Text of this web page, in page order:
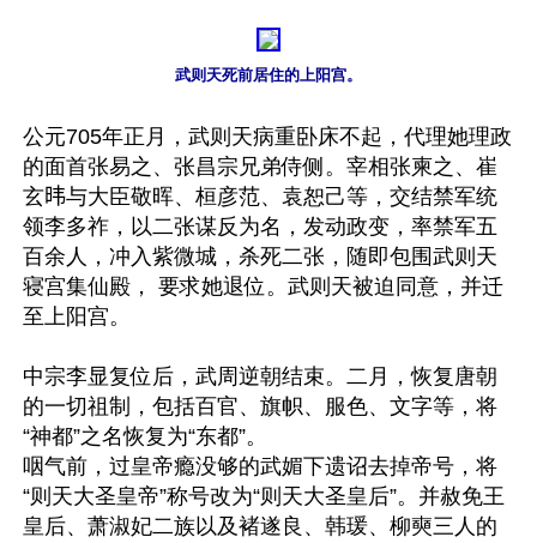
武则天死前居住的上阳宫。
公元705年正月，武则天病重卧床不起，代理她理政
的面首张易之、张昌宗兄弟侍侧。宰相张柬之、崔
玄𬀩与大臣敬晖、桓彦范、袁恕己等，交结禁军统
领李多祚，以二张谋反为名，发动政变，率禁军五
百余人，冲入紫微城，杀死二张，随即包围武则天
寝宫集仙殿， 要求她退位。武则天被迫同意，并迁
至上阳宫。
中宗李显复位后，武周逆朝结束。二月，恢复唐朝
的一切祖制，包括百官、旗帜、服色、文字等，将
“神都”之名恢复为“东都”。
咽气前，过皇帝瘾没够的武媚下遗诏去掉帝号，将
“则天大圣皇帝”称号改为“则天大圣皇后”。并赦免王
皇后、萧淑妃二族以及褚遂良、韩瑗、柳奭三人的